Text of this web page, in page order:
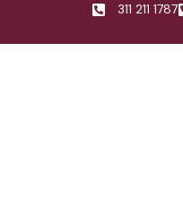
311 211 1787